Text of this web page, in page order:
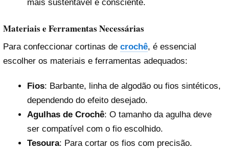
mais sustentável e consciente.
Materiais e Ferramentas Necessárias
Para confeccionar cortinas de crochê, é essencial
escolher os materiais e ferramentas adequados:
Fios: Barbante, linha de algodão ou fios sintéticos,
dependendo do efeito desejado.
Agulhas de Crochê: O tamanho da agulha deve
ser compatível com o fio escolhido.
Tesoura: Para cortar os fios com precisão.